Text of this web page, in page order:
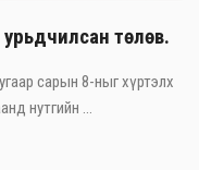
төлөв.
сарын 8-ныг хүртэлх
нутгийн ...